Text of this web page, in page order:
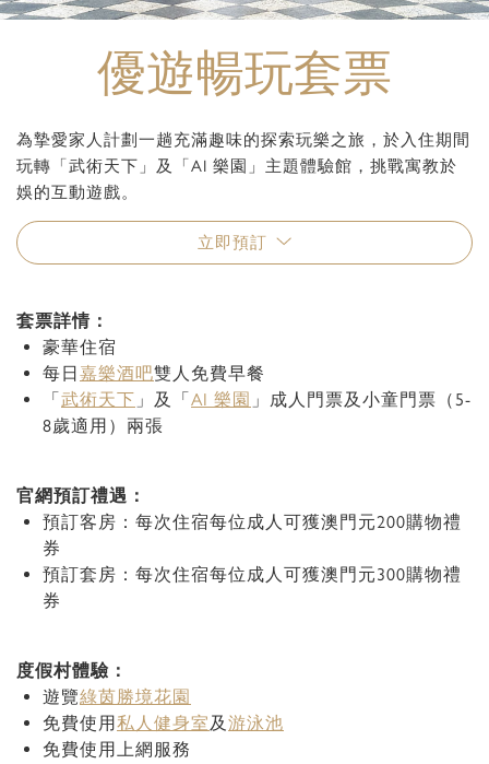
優遊暢玩套票
為摯愛家人計劃一趟充滿趣味的探索玩樂之旅，於入住期間
玩轉「武術天下」及「AI 樂園」主題體驗館，挑戰寓教於
娛的互動遊戲。
立即預訂
套票詳情：
豪華住宿
每日 嘉樂酒吧雙人免費早餐
「 武術天下 」及「 AI 樂園 」成人門票及小童門票（5-
8歲適用）兩張
官網預訂禮遇：
預訂客房：每次住宿每位成人可獲澳門元200購物禮
券
預訂套房：每次住宿每位成人可獲澳門元300購物禮
券
度假村體驗：
遊覽綠茵勝境花園
免費使用 私人健身室及 游泳池
免費使用上網服務